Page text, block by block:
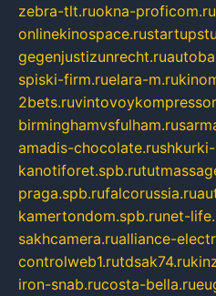
zebra-tlt.ruokna-proficom.ru
onlinekinospace.ru
gegenjustizunrecht.ru
spiski-firm.ruelara-m.ru
2bets.ru
birminghamvsfulham.ru
amadis-chocolate.ru
kanotiforet.spb.ru
praga.spb.rufalcorussia.ru
kamertondom.spb.runet-
sakhcamera.rualliance-
controlweb1.rutdsak74.ru
iron-snab.rucosta-bella.ru